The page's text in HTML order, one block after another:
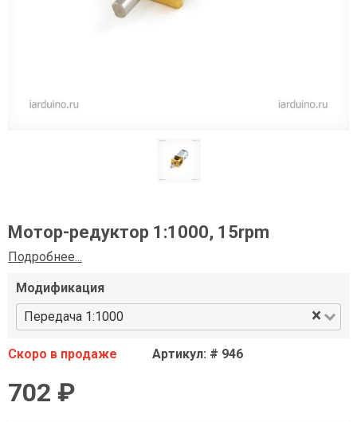
Мотор-редуктор 1:1000, 15rpm
Подробнее...
Модификация
Передача 1:1000
×
Скоро в продаже Артикул: # 946
702 ₽